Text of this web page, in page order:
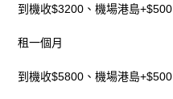
到機收$3200、機場港島+$500
租一個月
到機收$5800、機場港島+$500